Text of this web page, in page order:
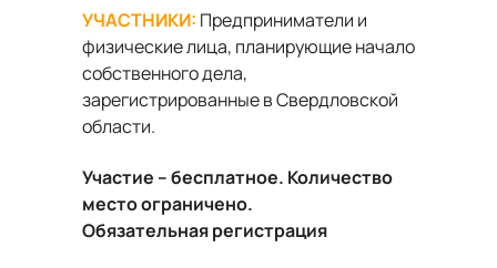
УЧАСТНИКИ: Предприниматели и
физические лица, планирующие начало
собственного дела,
зарегистрированные в Свердловской
области.
Участие – бесплатное. Количество
место ограничено.
Обязательная регистрация